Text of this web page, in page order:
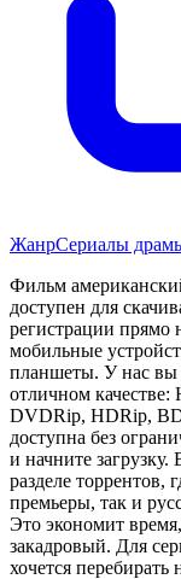
ЖанрСериалы
Фильм
доступен для
регистрации прямо
мобильные
планшеты. У нас вы
отличном
DVDRip, HDRip,
доступна без
и начните
разделе торрентов,
премьеры, так и
Это экономит
закадровый. Для
хочется